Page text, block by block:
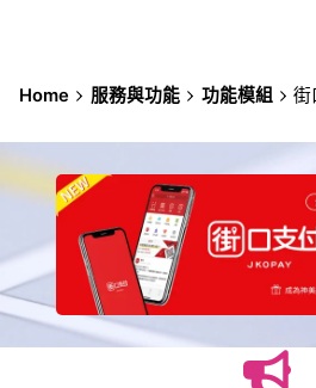
Home 服務與功能 功能模組 街